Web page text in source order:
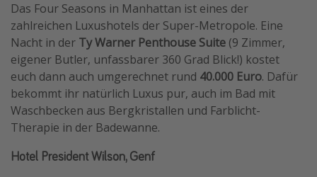
Das Four Seasons in Manhattan ist eines der
zahlreichen Luxushotels der Super-Metropole. Eine
Nacht in der Ty Warner Penthouse Suite (9 Zimmer,
eigener Butler, unfassbarer 360 Grad Blick!) kostet
euch dann auch umgerechnet rund 40.000 Euro. Dafür
bekommt ihr natürlich Luxus pur, auch im Bad mit
Waschbecken aus Bergkristallen und Farblicht-
Therapie in der Badewanne.
Hotel President Wilson, Genf